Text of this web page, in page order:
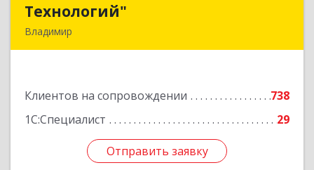
Технологий"
Владимир
Клиентов на сопровождении
738
1С:Специалист
29
Отправить заявку
Подробнее
Отправить заявку